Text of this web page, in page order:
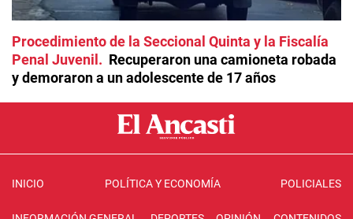
Procedimiento de la Seccional Quinta y la Fiscalía
Penal Juvenil
Recuperaron una camioneta robada
y demoraron a un adolescente de 17 años
INICIO POLÍTICA Y ECONOMÍA POLICIALES